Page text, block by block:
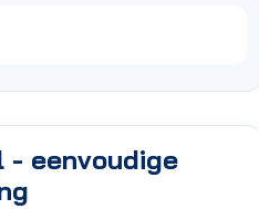
- eenvoudige